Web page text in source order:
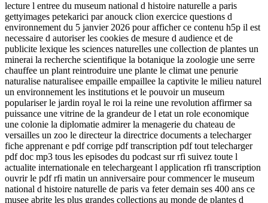
lecture l entree du museum national d histoire naturelle a paris
gettyimages petekarici par anouck clion exercice questions d
environnement du 5 janvier 2026 pour afficher ce contenu h5p il est
necessaire d autoriser les cookies de mesure d audience et de
publicite lexique les sciences naturelles une collection de plantes un
minerai la recherche scientifique la botanique la zoologie une serre
chauffee un plant reintroduire une plante le climat une penurie
naturalise naturalisee empaille empaillee la captivite le milieu naturel
un environnement les institutions et le pouvoir un museum
populariser le jardin royal le roi la reine une revolution affirmer sa
puissance une vitrine de la grandeur de l etat un role economique
une colonie la diplomatie admirer la menagerie du chateau de
versailles un zoo le directeur la directrice documents a telecharger
fiche apprenant e pdf corrige pdf transcription pdf tout telecharger
pdf doc mp3 tous les episodes du podcast sur rfi suivez toute l
actualite internationale en telechargeant l application rfi transcription
ouvrir le pdf rfi matin un anniversaire pour commencer le museum
national d histoire naturelle de paris va feter demain ses 400 ans ce
musee abrite les plus grandes collections au monde de plantes d